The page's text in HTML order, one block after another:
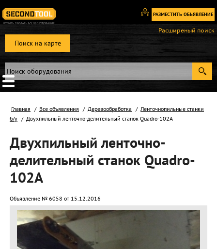
РАЗМЕСТИТЬ ОБЬЯВЛЕНИЕ
Вход
Регистрация
Поиск на карте
Расширеный поиск
Главная Все объявления Деревообработка
Ленточнопильные станки
б/у
Двухпильный ленточно-делительный станок Quadro-102A
Двухпильный ленточно-
делительный станок Quadro-
102A
Объявление № 6058 от 15.12.2016